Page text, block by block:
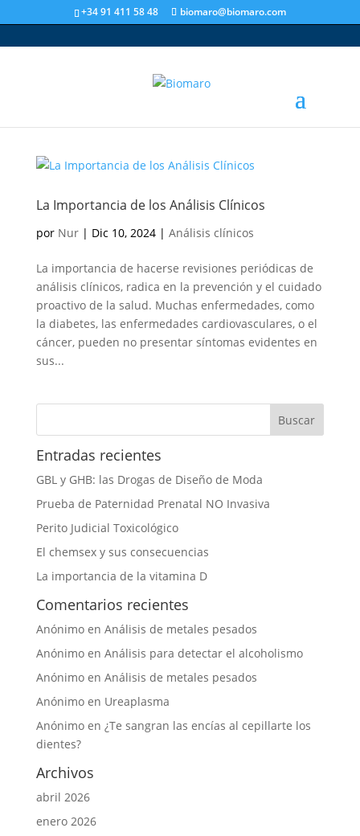
+34 91 411 58 48 biomaro@biomaro.com
La Importancia de los Análisis Clínicos
por Nur| Dic 10, 2024| Análisis clínicos
La importancia de hacerse revisiones periódicas de
análisis clínicos, radica en la prevención y el cuidado
proactivo de la salud. Muchas enfermedades, como
la diabetes, las enfermedades cardiovasculares, o el
cáncer, pueden no presentar síntomas evidentes en
sus...
Entradas recientes
GBL y GHB: las Drogas de Diseño de Moda
Prueba de Paternidad Prenatal NO Invasiva
Perito Judicial Toxicológico
El chemsex y sus consecuencias
La importancia de la vitamina D
Comentarios recientes
Anónimoen Análisis de metales pesados
Anónimoen Análisis para detectar el alcoholismo
Anónimoen Análisis de metales pesados
Anónimoen Ureaplasma
Anónimoen ¿Te sangran las encías al cepillarte los
dientes?
Archivos
abril 2026
enero 2026